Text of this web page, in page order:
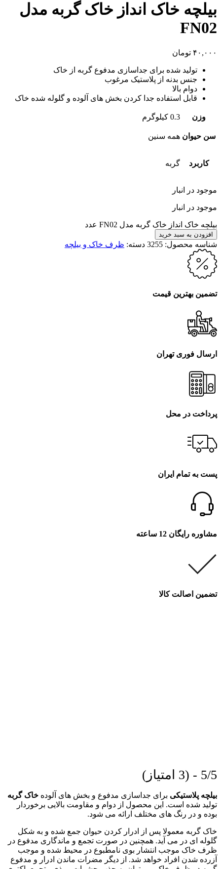
بیلچه خاک انداز خاک گربه مدل
FN02
۴۰,۰۰۰ تومان
تولید شده برای جداسازی مدفوع گربه از خاک
جنس بدنه از پلاستیک مرغوب
دوام بالا
قابل استفاده جدا کردن بخش های آلوده و گلوله شده خاک
وزن 0.3 کیلوگرم
سن حیوان همه سنین
کاربرد گربه
موجود در انبار
موجود در انبار
بیلچه خاک انداز خاک گربه مدل FN02 عدد
افزودن به سبد خرید
شناسه محصول: 3255 دسته: ظرف خاک و بیلچه
تضمین بهترین قیمت
ارسال فوری تهران
پرداخت در محل
پست به تمام ایران
مشاوره رایگان 12 ساعته
تضمین اصالت کالا
5/5 - (3 امتیاز)
بیلچه پلاستیکی برای جداسازی مدفوع و بخش های آلوده خاک گربه
تولید شده است. این محصول از دوام و مقاومت بالایی برخوردار
بوده و در رنگ های مختلف ارائه می شود.
خاک گربه معمولا پس از ادرار کردن حیوان جمع شده و به شکل
گلوله ای در می آید. همچنین در صورت تجمع و ماندگاری مدفوع در
ظرف خاک موجب انتشار بوی نامطبوع در محیط شده و موجب
آزرده شدن افراد خواهد شد. از دیگر مضرات ماندن ادرار و مدفوع